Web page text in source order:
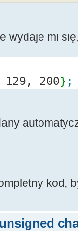
wydaje mi
200} ;
kod,